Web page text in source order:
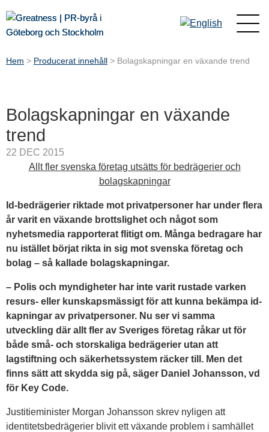
Hem > Producerat innehåll > Bolagskapningar en växande trend
Bolagskapningar en växande
trend
22 DEC 2015
Allt fler svenska företag utsätts för bedrägerier och
bolagskapningar
Id-bedrägerier riktade mot privatpersoner har under flera
år varit en växande brottslighet och något som
nyhetsmedia rapporterat flitigt om. Många bedragare har
nu istället börjat rikta in sig mot svenska företag och
bolag – så kallade bolagskapningar.
– Polis och myndigheter har inte varit rustade varken
resurs- eller kunskapsmässigt för att kunna bekämpa id-
kapningar av privatpersoner. Nu ser vi samma
utveckling där allt fler av Sveriges företag råkar ut för
både små- och storskaliga bedrägerier utan att
lagstiftning och säkerhetssystem räcker till. Men det
finns sätt att skydda sig på, säger Daniel Johansson, vd
för Key Code.
Justitieminister Morgan Johansson skrev nyligen att
identitetsbedrägerier blivit ett växande problem i samhället